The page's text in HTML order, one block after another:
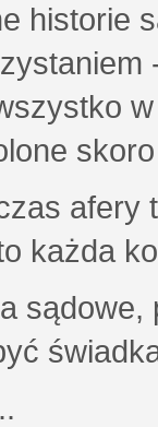
historie
afery
każda